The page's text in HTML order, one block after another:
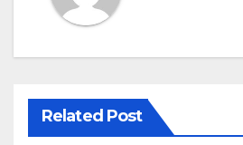
Related Post